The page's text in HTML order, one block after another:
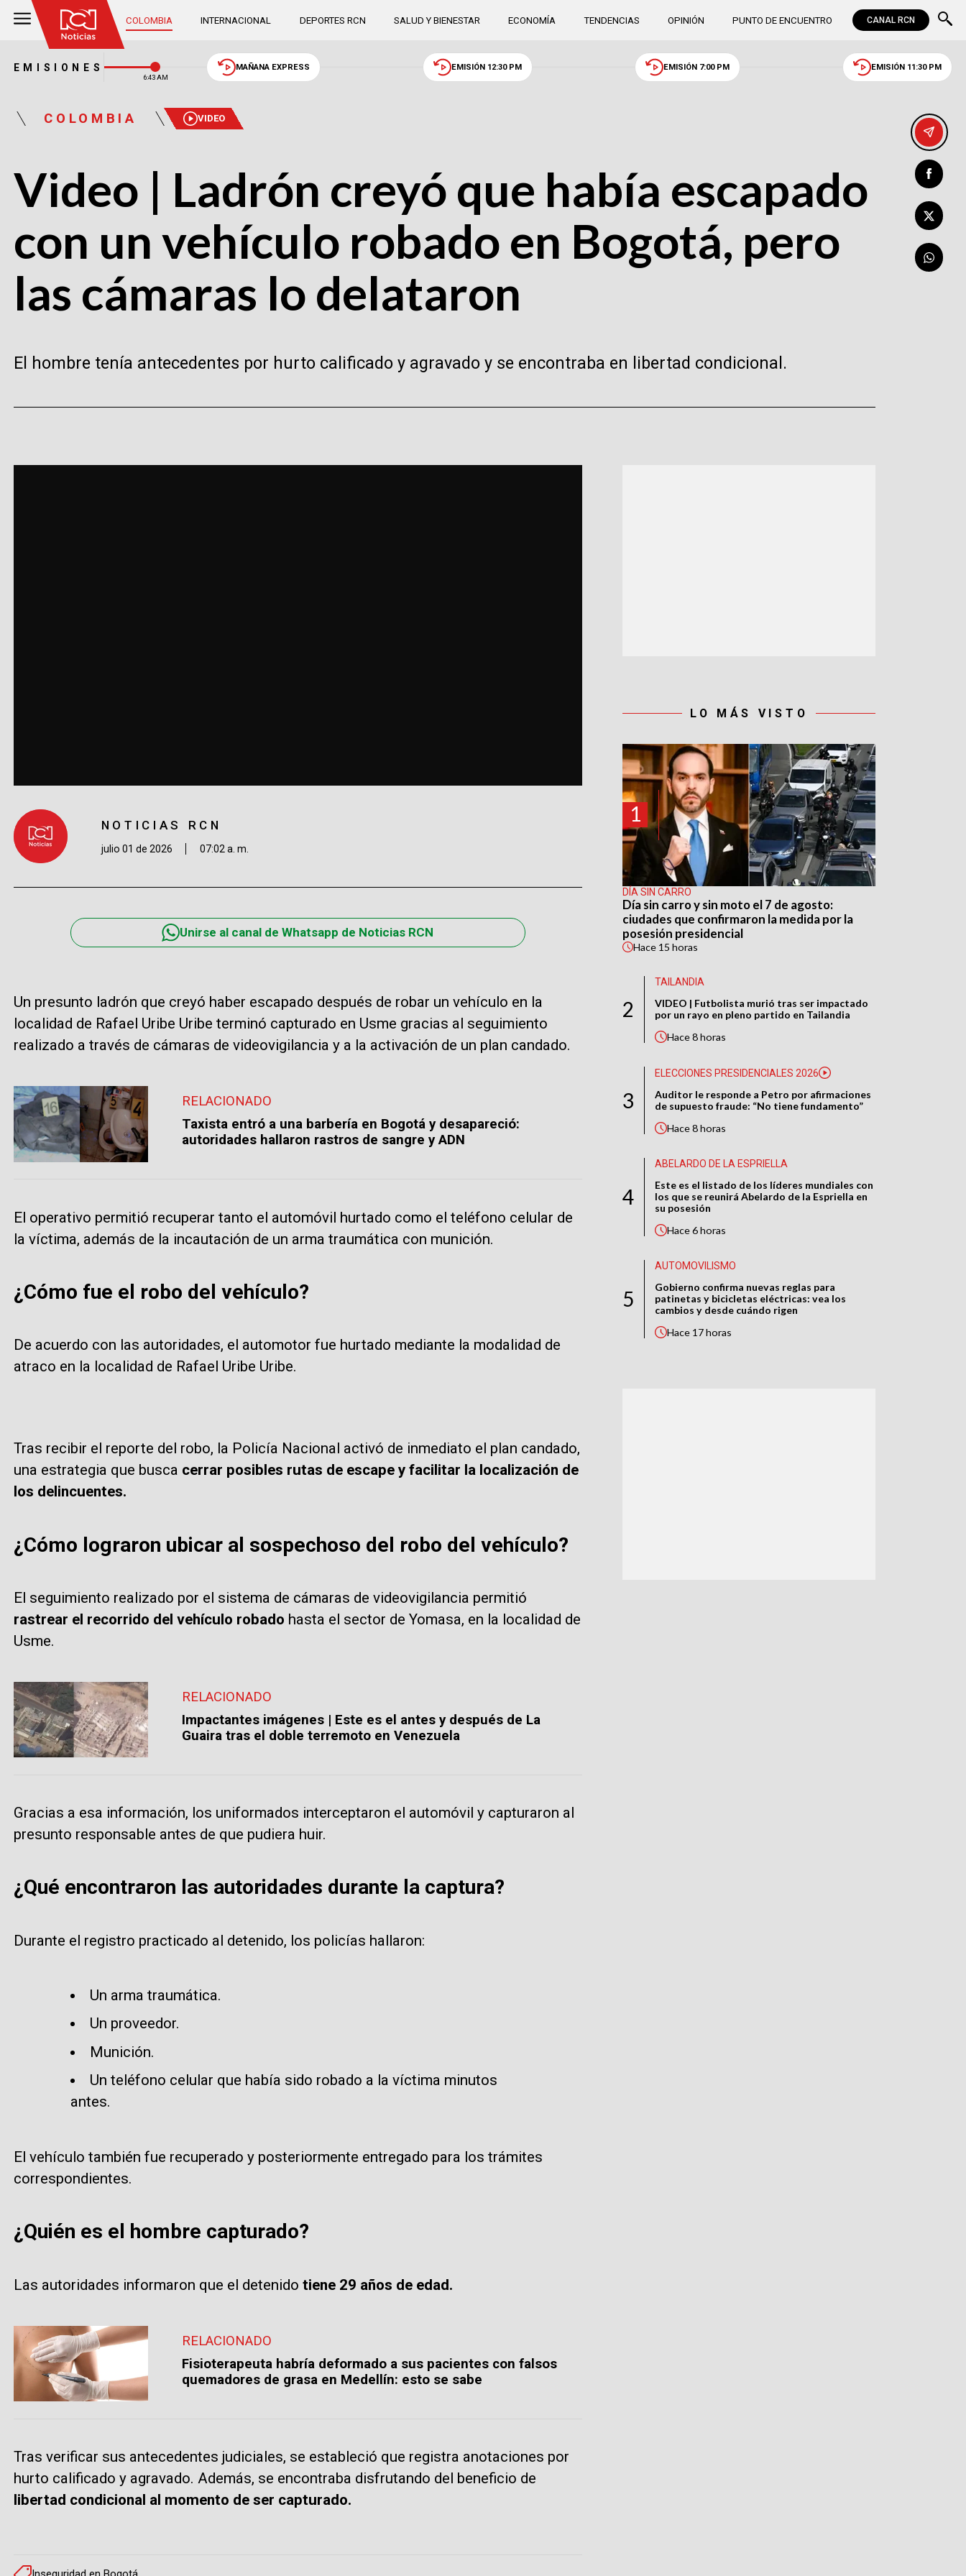
COLOMBIA INTERNACIONAL DEPORTES RCN SALUD Y BIENESTAR ECONOMÍA TENDENCIAS OPINIÓN PUNTO DE ENCUENTRO CANAL RCN
EMISIONES
6:43 AM
MAÑANA EXPRESS EMISIÓN 12:30 PM EMISIÓN 7:00 PM EMISIÓN 11:30 PM
COLOMBIA VIDEO
Video | Ladrón creyó que había escapado
con un vehículo robado en Bogotá, pero
las cámaras lo delataron
El hombre tenía antecedentes por hurto calificado y agravado y se encontraba en libertad condicional.
NOTICIAS RCN
julio 01 de 2026 07:02 a. m.
Unirse al canal de Whatsapp de Noticias RCN
Un presunto ladrón que creyó haber escapado después de robar un vehículo en la
localidad de Rafael Uribe Uribe terminó capturado en Usme gracias al seguimiento
realizado a través de cámaras de videovigilancia y a la activación de un plan candado.
RELACIONADO
Taxista entró a una barbería en Bogotá y desapareció:
autoridades hallaron rastros de sangre y ADN
El operativo permitió recuperar tanto el automóvil hurtado como el teléfono celular de
la víctima, además de la incautación de un arma traumática con munición.
¿Cómo fue el robo del vehículo?
De acuerdo con las autoridades, el automotor fue hurtado mediante la modalidad de
atraco en la localidad de Rafael Uribe Uribe.
Tras recibir el reporte del robo, la Policía Nacional activó de inmediato el plan candado,
una estrategia que busca cerrar posibles rutas de escape y facilitar la localización de
los delincuentes.
¿Cómo lograron ubicar al sospechoso del robo del vehículo?
El seguimiento realizado por el sistema de cámaras de videovigilancia permitió
rastrear el recorrido del vehículo robado hasta el sector de Yomasa, en la localidad de
Usme.
RELACIONADO
Impactantes imágenes | Este es el antes y después de La
Guaira tras el doble terremoto en Venezuela
Gracias a esa información, los uniformados interceptaron el automóvil y capturaron al
presunto responsable antes de que pudiera huir.
¿Qué encontraron las autoridades durante la captura?
Durante el registro practicado al detenido, los policías hallaron:
Un arma traumática.
Un proveedor.
Munición.
Un teléfono celular que había sido robado a la víctima minutos
antes.
El vehículo también fue recuperado y posteriormente entregado para los trámites
correspondientes.
¿Quién es el hombre capturado?
Las autoridades informaron que el detenido tiene 29 años de edad.
RELACIONADO
Fisioterapeuta habría deformado a sus pacientes con falsos
quemadores de grasa en Medellín: esto se sabe
Tras verificar sus antecedentes judiciales, se estableció que registra anotaciones por
hurto calificado y agravado. Además, se encontraba disfrutando del beneficio de
libertad condicional al momento de ser capturado.
LO MÁS VISTO
1
DÍA SIN CARRO
Día sin carro y sin moto el 7 de agosto:
ciudades que confirmaron la medida por la
posesión presidencial
Hace 15 horas
2
TAILANDIA
VIDEO | Futbolista murió tras ser impactado
por un rayo en pleno partido en Tailandia
Hace8 horas
3
ELECCIONES PRESIDENCIALES 2026
Auditor le responde a Petro por afirmaciones
de supuesto fraude: “No tiene fundamento”
Hace8 horas
4
ABELARDO DE LA ESPRIELLA
Este es el listado de los líderes mundiales con
los que se reunirá Abelardo de la Espriella en
su posesión
Hace6 horas
5
AUTOMOVILISMO
Gobierno confirma nuevas reglas para
patinetas y bicicletas eléctricas: vea los
cambios y desde cuándo rigen
Hace 17 horas